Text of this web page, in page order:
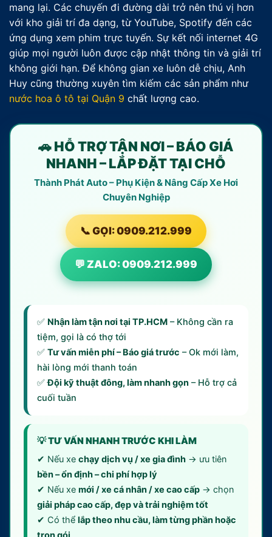
mang lại. Các chuyến đi đường dài trở nên thú vị hơn
với kho giải trí đa dạng, từ YouTube, Spotify đến các
ứng dụng xem phim trực tuyến. Sự kết nối internet 4G
giúp mọi người luôn được cập nhật thông tin và giải trí
không giới hạn. Để không gian xe luôn dễ chịu, Anh
Huy cũng thường xuyên tìm kiếm các sản phẩm như
nước hoa ô tô tại Quận 9 chất lượng cao.
🚗 HỖ TRỢ TẬN NƠI – BÁO GIÁ
NHANH – LẮP ĐẶT TẠI CHỖ
Thành Phát Auto – Phụ Kiện & Nâng Cấp Xe Hơi
Chuyên Nghiệp
📞 GỌI: 0909.212.999
💬 ZALO: 0909.212.999
✅ Nhận làm tận nơi tại TP.HCM – Không cần ra
tiệm, gọi là có thợ tới
✅ Tư vấn miễn phí – Báo giá trước – Ok mới làm,
hài lòng mới thanh toán
✅Đội kỹ thuật đông, làm nhanh gọn – Hỗ trợ cả
cuối tuần
💡 TƯ VẤN NHANH TRƯỚC KHI LÀM
✔ Nếu xe chạy dịch vụ / xe gia đình → ưu tiên
bền – ổn định – chi phí hợp lý
✔ Nếu xe mới / xe cá nhân / xe cao cấp → chọn
giải pháp cao cấp, đẹp và trải nghiệm tốt
✔ Có thể lắp theo nhu cầu, làm từng phần hoặc